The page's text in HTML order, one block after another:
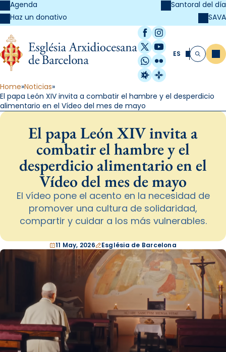
Agenda
Haz un donativo
Santoral del día
SAVA
Facebook
Instagram
X / Twitter
YouTube
WhatsApp
Flickr
Radio Estel
Catalunya
ES Buscar
Home Noticias
El papa León XIV invita a combatir el hambre y el desperdicio
alimentario en el Vídeo del mes de mayo
El papa León XIV invita a
combatir el hambre y el
desperdicio alimentario en el
Vídeo del mes de mayo
El vídeo pone el acento en la necesidad de
promover una cultura de solidaridad,
compartir y cuidar a los más vulnerables.
11 May, 2026 Església de Barcelona